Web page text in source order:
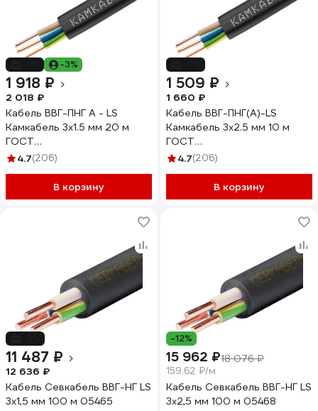
-3%
1 918 ₽
2 018 ₽
Кабель ВВГ-ПНГ А - LS
Камкабель 3x1.5 мм 20 м
ГОСТ
1157К30FG00070А0020М
4.7(206)
В корзину
1 509 ₽
1 660 ₽
Кабель ВВГ-ПНГ(А)-LS
Камкабель 3x2.5 мм 10 м
ГОСТ
1157К30HG00070А0010М
4.7(206)
В корзину
11 487 ₽
12 636 ₽
Кабель Севкабель ВВГ-НГ LS
3х1,5 мм 100 м 05465
-12%
15 962 ₽18 076 ₽
159.62 ₽/м
Кабель Севкабель ВВГ-НГ LS
3х2,5 мм 100 м 05468